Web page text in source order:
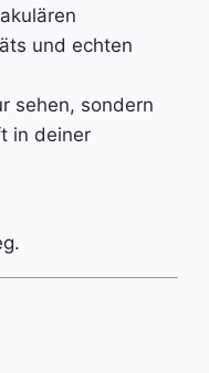
und echten
sehen, sondern
in deiner